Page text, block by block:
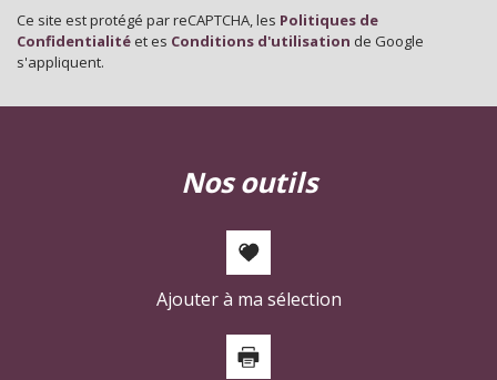
Habitants de plus de 55 ans
Nombre d'enfants par famille
Ce site est protégé par reCAPTCHA, les Politiques de
Confidentialité et es Conditions d'utilisation de Google
s'appliquent.
nos outils
Ajouter à ma sélection